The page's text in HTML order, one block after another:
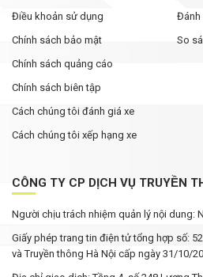
Điều khoản sử dụng
Chính sách bảo mật
Chính sách quảng cáo
Chính sách biên tập
Cách chúng tôi đánh giá xe
Cách chúng tôi xếp hạng xe
Đánh
So
CÔNG TY CP DỊCH VỤ TRUYỀN
Người chịu trách nhiệm quản lý nội dung:
Giấy phép trang tin điện tử tổng hợp số:
và Truyền thông Hà Nội cấp ngày 31/10/